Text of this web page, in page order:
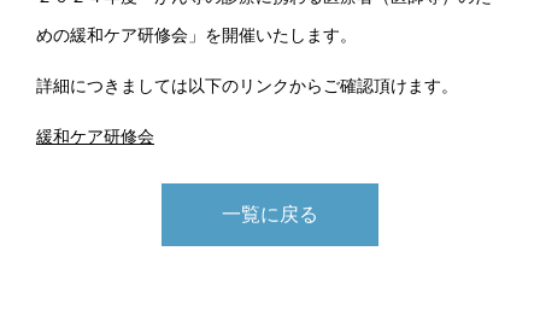
めの緩和ケア研修会」を開催いたします。
詳細につきましては以下のリンクからご確認頂けます。
緩和ケア研修会
一覧に戻る